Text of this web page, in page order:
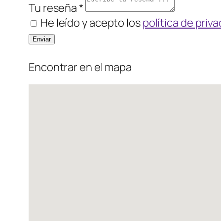
Tu reseña *
He leído y acepto lospolítica de
Encontrar en el mapa